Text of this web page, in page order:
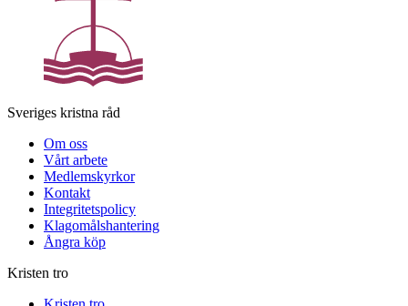
Sveriges kristna råd
Om oss
Vårt arbete
Medlemskyrkor
Kontakt
Integritetspolicy
Klagomålshantering
Ångra köp
Kristen tro